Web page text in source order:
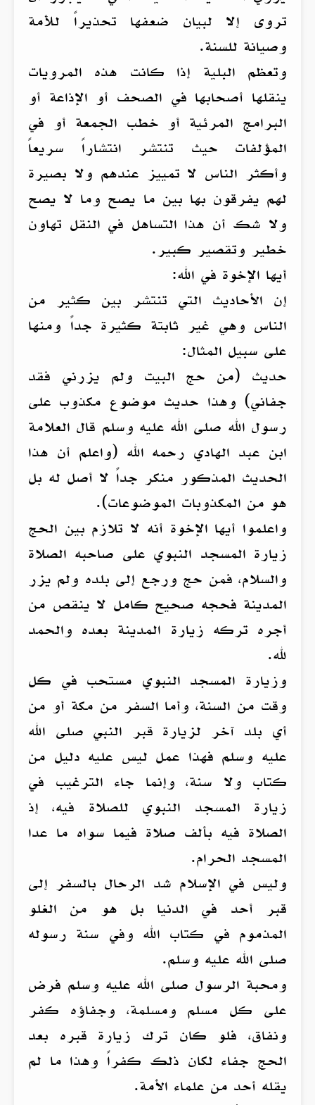
تروى إلا لبيان ضعفها تحذيراً للأمة
وصيانة للسنة.
وتعظم البلية إذا كانت هذه المرويات
ينقلها أصحابها في الصحف أو الإذاعة أو
البرامج المرئية أو خطب الجمعة أو في
المؤلفات حيث تنتشر انتشاراً سريعاً
وأكثر الناس لا تمييز عندهم ولا بصيرة
لهم يفرقون بها بين ما يصح وما لا يصح
ولا شك أن هذا التساهل في النقل تهاون
خطير وتقصير كبير.
أيها الإخوة في الله:
إن الأحاديث التي تنتشر بين كثير من
الناس وهي غير ثابتة كثيرة جداً ومنها
على سبيل المثال:
حديث (من حج البيت ولم يزرني فقد
جفاني) وهذا حديث موضوع مكذوب على
رسول الله صلى الله عليه وسلم قال العلامة
ابن عبد الهادي رحمه الله (واعلم أن هذا
الحديث المذكور منكر جداً لا أصل له بل
هو من المكذوبات الموضوعات).
واعلموا أيها الإخوة أنه لا تلازم بين الحج
زيارة المسجد النبوي على صاحبه الصلاة
والسلام، فمن حج ورجع إلى بلده ولم يزر
المدينة فحجه صحيح كامل لا ينقص من
أجره تركه زيارة المدينة بعده والحمد
لله.
وزيارة المسجد النبوي مستحب في كل
وقت من السنة، وأما السفر من مكة أو من
أي بلد آخر لزيارة قبر النبي صلى الله
عليه وسلم فهذا عمل ليس عليه دليل من
كتاب ولا سنة، وإنما جاء الترغيب في
زيارة المسجد النبوي للصلاة فيه، إذ
الصلاة فيه بألف صلاة فيما سواه ما عدا
المسجد الحرام.
وليس في الإسلام شد الرحال بالسفر إلى
قبر أحد في الدنيا بل هو من الغلو
المذموم في كتاب الله وفي سنة رسوله
صلى الله عليه وسلم.
ومحبة الرسول صلى الله عليه وسلم فرض
على كل مسلم ومسلمة، وجفاؤه كفر
ونفاق، فلو كان ترك زيارة قبره بعد
الحج جفاء لكان ذلك كفراً وهذا ما لم
يقله أحد من علماء الأمة.